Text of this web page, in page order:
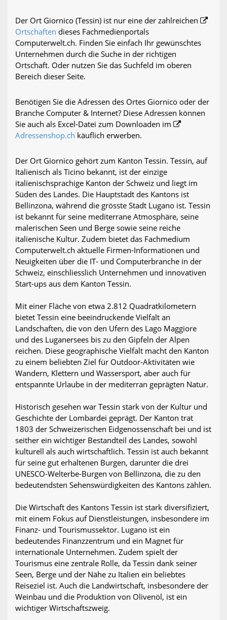
Der Ort Giornico (Tessin) ist nur eine der zahlreichen
Ortschaften dieses Fachmedienportals
Computerwelt.ch. Finden Sie einfach Ihr gewünschtes
Unternehmen durch die Suche in der richtigen
Ortschaft. Oder nutzen Sie das Suchfeld im oberen
Bereich dieser Seite.
Benötigen Sie die Adressen des Ortes Giornico oder der
Branche Computer & Internet? Diese Adressen können
Sie auch als Excel-Datei zum Downloaden im
Adressenshop.ch käuflich erwerben.
Der Ort Giornico gehört zum Kanton Tessin. Tessin, auf
Italienisch als Ticino bekannt, ist der einzige
italienischsprachige Kanton der Schweiz und liegt im
Süden des Landes. Die Hauptstadt des Kantons ist
Bellinzona, während die grösste Stadt Lugano ist. Tessin
ist bekannt für seine mediterrane Atmosphäre, seine
malerischen Seen und Berge sowie seine reiche
italienische Kultur. Zudem bietet das Fachmedium
Computerwelt.ch aktuelle Firmen-Informationen und
Neuigkeiten über die IT- und Computerbranche in der
Schweiz, einschliesslich Unternehmen und innovativen
Start-ups aus dem Kanton Tessin.
Mit einer Fläche von etwa 2.812 Quadratkilometern
bietet Tessin eine beeindruckende Vielfalt an
Landschaften, die von den Ufern des Lago Maggiore
und des Luganersees bis zu den Gipfeln der Alpen
reichen. Diese geographische Vielfalt macht den Kanton
zu einem beliebten Ziel für Outdoor-Aktivitäten wie
Wandern, Klettern und Wassersport, aber auch für
entspannte Urlaube in der mediterran geprägten Natur.
Historisch gesehen war Tessin stark von der Kultur und
Geschichte der Lombardei geprägt. Der Kanton trat
1803 der Schweizerischen Eidgenossenschaft bei und ist
seither ein wichtiger Bestandteil des Landes, sowohl
kulturell als auch wirtschaftlich. Tessin ist auch bekannt
für seine gut erhaltenen Burgen, darunter die drei
UNESCO-Welterbe-Burgen von Bellinzona, die zu den
bedeutendsten Sehenswürdigkeiten des Kantons zählen.
Die Wirtschaft des Kantons Tessin ist stark diversifiziert,
mit einem Fokus auf Dienstleistungen, insbesondere im
Finanz- und Tourismussektor. Lugano ist ein
bedeutendes Finanzzentrum und ein Magnet für
internationale Unternehmen. Zudem spielt der
Tourismus eine zentrale Rolle, da Tessin dank seiner
Seen, Berge und der Nähe zu Italien ein beliebtes
Reiseziel ist. Auch die Landwirtschaft, insbesondere der
Weinbau und die Produktion von Olivenöl, ist ein
wichtiger Wirtschaftszweig.